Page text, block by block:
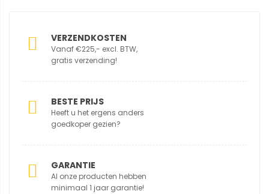
VERZENDKOSTEN
Vanaf €225,- excl. BTW,
gratis verzending!
BESTE PRIJS
Heeft u het ergens anders
goedkoper gezien?
GARANTIE
Al onze producten hebben
minimaal 1 jaar garantie!